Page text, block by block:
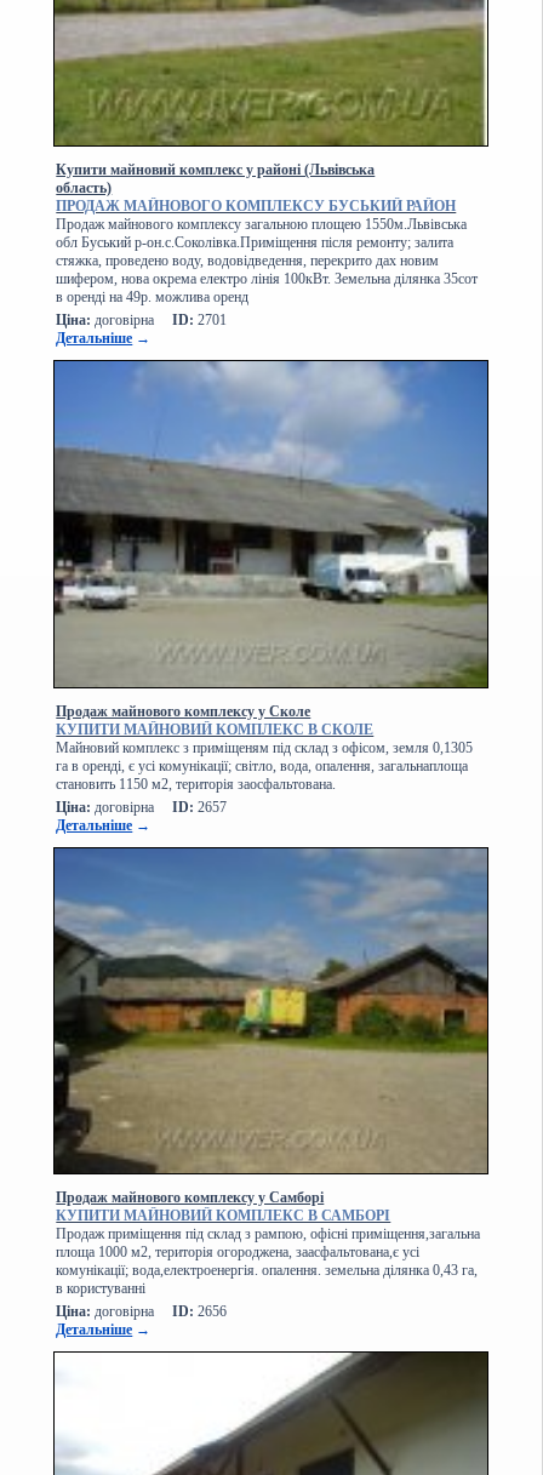
Купити майновий комплекс у районі (Львівська
область)
ПРОДАЖ МАЙНОВОГО КОМПЛЕКСУ БУСЬКИЙ РАЙОН
Продаж майнового комплексу загальною площею 1550м.Львівська
обл Буський р-он.с.Соколівка.Приміщення після ремонту; залита
стяжка, проведено воду, водовідведення, перекрито дах новим
шифером, нова окрема електро лінія 100кВт. Земельна ділянка 35сот
в оренді на 49р. можлива оренд
Ціна: договірна ID: 2701
Детальніше →
Продаж майнового комплексу у Сколе
КУПИТИ МАЙНОВИЙ КОМПЛЕКС В СКОЛЕ
Майновий комплекс з приміщеням під склад з офісом, земля 0,1305
га в оренді, є усі комунікації; світло, вода, опалення, загальнаплоща
становить 1150 м2, територія заосфальтована.
Ціна: договірна ID: 2657
Детальніше →
Продаж майнового комплексу у Самборі
КУПИТИ МАЙНОВИЙ КОМПЛЕКС В САМБОРІ
Продаж приміщення під склад з рампою, офісні приміщення,загальна
площа 1000 м2, територія огороджена, заасфальтована,є усі
комунікації; вода,електроенергія. опалення. земельна ділянка 0,43 га,
в користуванні
Ціна: договірна ID: 2656
Детальніше →